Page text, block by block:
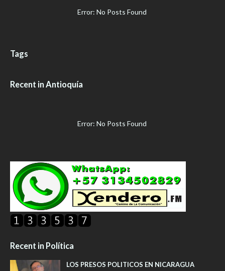
Error: No Posts Found
Tags
Recent in Antioquía
Error: No Posts Found
Recent in Política
LOS PRESOS POLITICOS EN NICARAGUA